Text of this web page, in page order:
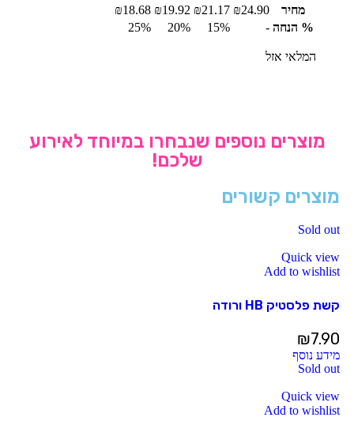
מחיר
₪24.90
₪21.17
₪19.92
₪18.68
% הנחה -
15%
20%
25%
המלאי אזל
מוצרים נוספים שנבחרו במיוחד לאירוע
שלכם!
מוצרים קשורים
Sold out
Quick view
Add to wishlist
קשת פלסטיק HB ורודה
₪7.90
מידע נוסף
Sold out
Quick view
Add to wishlist